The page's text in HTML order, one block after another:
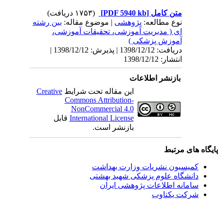
متن کامل[PDF 5940 kb]
نوع مطالعه:پژوهشی| موضوع مقاله:بین رشته
ای ( مدیریت آموزشی، تحقیقات آموزشی،
آموزش پزشکی )
دریافت: 1398/12/12 | پذیرش: 1398/12/12 |
انتشار: 1398/12/12
بازنشر اطلاعات
این مقاله تحت شرایطCreative
Commons Attribution-
NonCommercial 4.0
International Licenseقابل
بازنشر است.
های مرتبط
کمیسیون نشریات وزارت بهداشت
دانشگاه علوم پزشکی شهید بهشتی
سامانه اطلاعات پژوهشی ایران
شرکت یکتاوب